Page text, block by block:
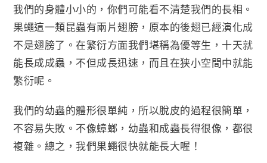
我們的身體小小的，你們可能看不清楚我們的長相。
果蠅這一類昆蟲有兩片翅膀，原本的後翅已經演化成
不是翅膀了。在繁衍方面我們堪稱為優等生，十天就
能長成成蟲，不但成長迅速，而且在狭小空間中就能
繁衍呢。
我們的幼蟲的體形很單純，所以脫皮的過程很簡單，
不容易失敗。不像蟑螂，幼蟲和成蟲長得很像，都很
複雜。總之，我們果蠅很快就能長大喔！